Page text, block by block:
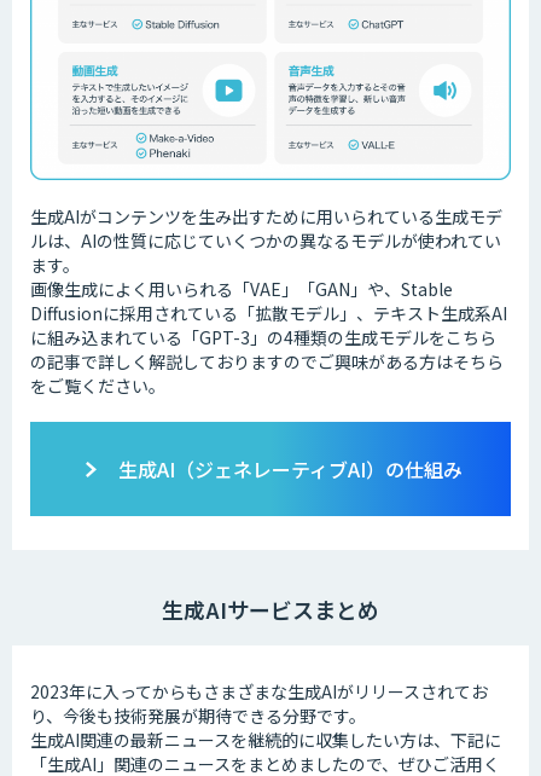
生成AIがコンテンツを生み出すために用いられている生成モデ
ルは、AIの性質に応じていくつかの異なるモデルが使われてい
ます。
画像生成によく用いられる「VAE」「GAN」や、Stable
Diffusionに採用されている「拡散モデル」、テキスト生成系AI
に組み込まれている「GPT-3」の4種類の生成モデルをこちら
の記事で詳しく解説しておりますのでご興味がある方はそちら
をご覧ください。
生成AI（ジェネレーティブAI）の仕組み
生成AIサービスまとめ
2023年に入ってからもさまざまな生成AIがリリースされてお
り、今後も技術発展が期待できる分野です。
生成AI関連の最新ニュースを継続的に収集したい方は、下記に
「生成AI」関連のニュースをまとめましたので、ぜひご活用く